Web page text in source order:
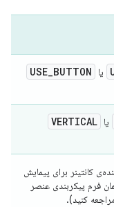
یا USE_BUTTON
یا VERTICAL
کانتینر برای پیمایش
فرم پیکربندی عنصر
کنید).